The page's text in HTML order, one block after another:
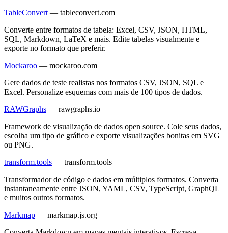
TableConvert — tableconvert.com
Converte entre formatos de tabela: Excel, CSV, JSON, HTML,
SQL, Markdown, LaTeX e mais. Edite tabelas visualmente e
exporte no formato que preferir.
Mockaroo — mockaroo.com
Gere dados de teste realistas nos formatos CSV, JSON, SQL e
Excel. Personalize esquemas com mais de 100 tipos de dados.
RAWGraphs — rawgraphs.io
Framework de visualização de dados open source. Cole seus dados,
escolha um tipo de gráfico e exporte visualizações bonitas em SVG
ou PNG.
transform.tools — transform.tools
Transformador de código e dados em múltiplos formatos. Converta
instantaneamente entre JSON, YAML, CSV, TypeScript, GraphQL
e muitos outros formatos.
Markmap — markmap.js.org